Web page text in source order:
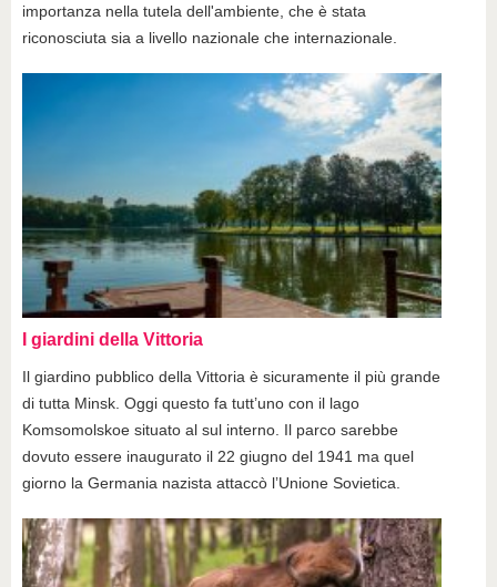
importanza nella tutela dell'ambiente, che è stata
riconosciuta sia a livello nazionale che internazionale.
I giardini della Vittoria
Il giardino pubblico della Vittoria è sicuramente il più grande
di tutta Minsk. Oggi questo fa tutt’uno con il lago
Komsomolskoe situato al sul interno. Il parco sarebbe
dovuto essere inaugurato il 22 giugno del 1941 ma quel
giorno la Germania nazista attaccò l’Unione Sovietica.